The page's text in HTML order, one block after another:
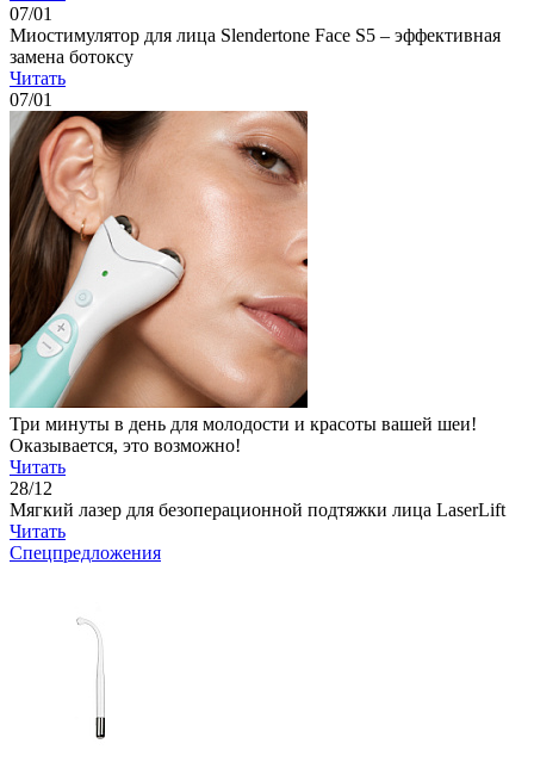
07/01
Миостимулятор для лица Slendertone Face S5 – эффективная
замена ботоксу
Читать
07/01
Три минуты в день для молодости и красоты вашей шеи!
Оказывается, это возможно!
Читать
28/12
Мягкий лазер для безоперационной подтяжки лица LaserLift
Читать
Спецпредложения